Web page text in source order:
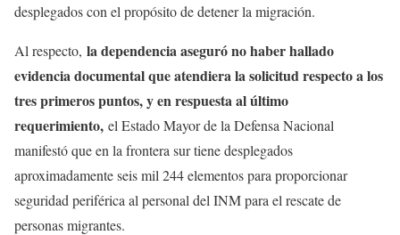
desplegados con el propósito de detener la migración.
Al respecto, la dependencia aseguró no haber hallado
evidencia documental que atendiera la solicitud respecto a los
tres primeros puntos, y en respuesta al último
requerimiento, el Estado Mayor de la Defensa Nacional
manifestó que en la frontera sur tiene desplegados
aproximadamente seis mil 244 elementos para proporcionar
seguridad periférica al personal del INM para el rescate de
personas migrantes.